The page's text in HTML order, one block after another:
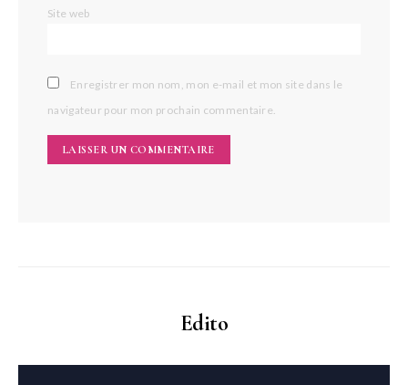
Site web
Enregistrer mon nom, mon e-mail et mon site dans le
navigateur pour mon prochain commentaire.
Edito